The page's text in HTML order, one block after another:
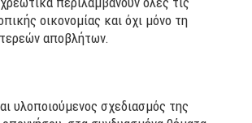
οικονομίας και όχι μόνο τη
αποβλήτων.
υλοποιούμενος σχεδιασμός της